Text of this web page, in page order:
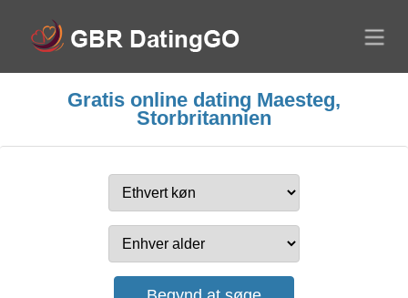
Gratis online dating Maesteg,
Storbritannien